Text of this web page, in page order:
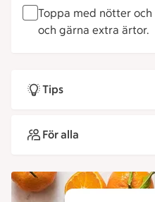
Toppa med nötter
och gärna extra ärtor.
Tips
För alla